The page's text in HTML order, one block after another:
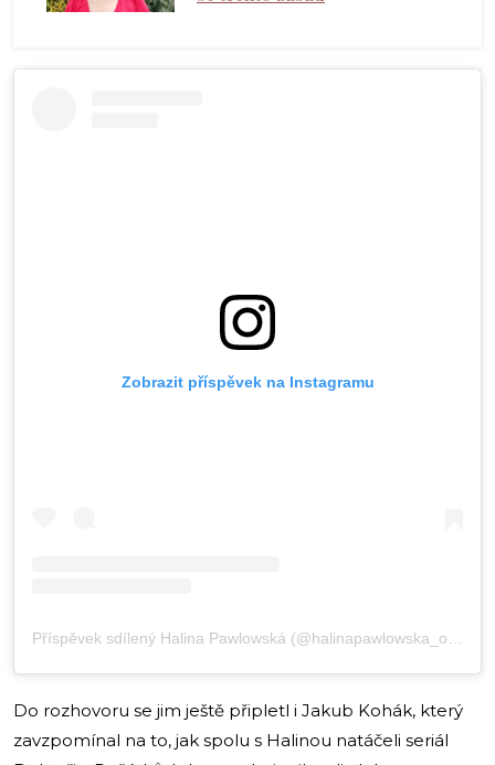
Zobrazit příspěvek na Instagramu
Do rozhovoru se jim ještě připletl i Jakub Kohák, který
zavzpomínal na to, jak spolu s Halinou natáčeli seriál